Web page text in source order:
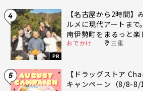
4
PR
【名古屋から2時間】
ルメに現代アートまで
南伊勢町をまるっと
おでかけ 三重
5
【ドラッグストア
キャンペーン（8/8-8/